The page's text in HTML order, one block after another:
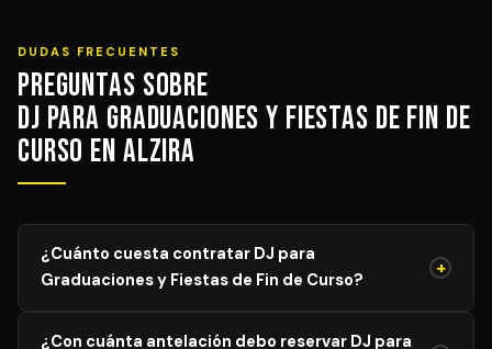
DUDAS FRECUENTES
Preguntas sobre
DJ para Graduaciones y Fiestas de Fin de
Curso en Alzira
¿Cuánto cuesta contratar DJ para
Graduaciones y Fiestas de Fin de Curso?
+
¿Con cuánta antelación debo reservar DJ para